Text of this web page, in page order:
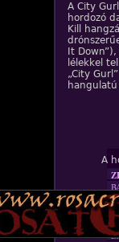
A City
hordozó
Kill
It
lélekkel
„City
A